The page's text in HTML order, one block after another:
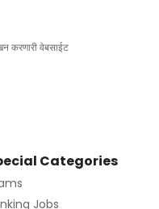
करणारी वेबसाईट
Categories
Jobs